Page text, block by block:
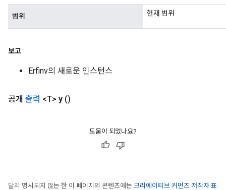
범위 현재 범위
보고
Erfinv의 새로운 인스턴스
공개 출력 <T> y ()
도움이 되었나요?
달리 명시되지 않는 한 이 페이지의 콘텐츠에는 크리에이티브 커먼즈 저작자 표